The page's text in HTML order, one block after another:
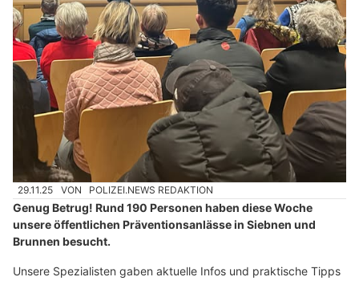
29.11.25 VON POLIZEI.NEWS REDAKTION
Genug Betrug! Rund 190 Personen haben diese Woche
unsere öffentlichen Präventionsanlässe in Siebnen und
Brunnen besucht.
Unsere Spezialisten gaben aktuelle Infos und praktische Tipps